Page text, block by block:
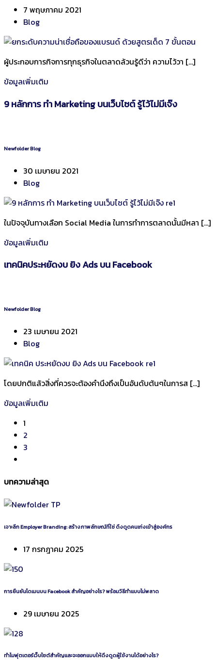
7 พฤษภาคม 2021
Blog
ผู้ประกอบการกิจการทุกธุรกิจในตลาดล้วนรู้ดีว่า ความไว้วา […]
ข้อมูลเพิ่มเติม
9 หลักการ ทำ Marketing บนเว็บไซต์ รู้ไว้ไม่มีเจ๊ง
Newfolder Blog
30 เมษายน 2021
Blog
ในปัจจุบันทางเลือก Social Media ในการทำการตลาดนั้นมีหลา […]
ข้อมูลเพิ่มเติม
เทคนิคประหยัดงบ ยิง Ads บน Facebook
Newfolder Blog
23 เมษายน 2021
Blog
โดยปกติแล้วสิ่งที่ควรจะต้องคำนึงถึงเป็นอันดับต้นๆในการส […]
ข้อมูลเพิ่มเติม
Posts
pagination
1
2
3
บทความล่าสุด
เจาะลึก Employer Branding: สร้างภาพลักษณ์ที่ใช่ ดึงดูดคนเก่งเข้าสู่องค์กร
17 กรกฎาคม 2025
การยืนยันโดเมนบน Facebook สำคัญอย่างไร? พร้อมวิธีทำแบบไม่พลาด
29 เมษายน 2025
ทำไมฟุตเตอร์เว็บไซต์สำคัญและจะออกแบบให้ดึงดูดผู้ใช้งานได้อย่างไร?